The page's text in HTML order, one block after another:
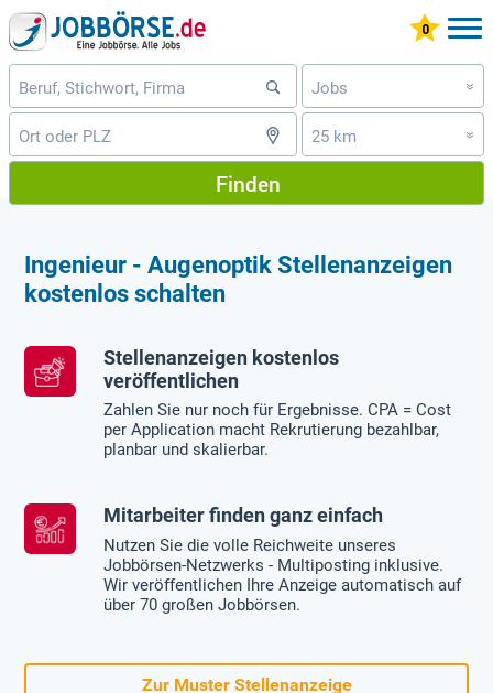
Jobs »
25 km »
Finden
Ingenieur - Augenoptik Stellenanzeigen
kostenlos schalten
Stellenanzeigen kostenlos
veröffentlichen
Zahlen Sie nur noch für Ergebnisse. CPA = Cost
per Application macht Rekrutierung bezahlbar,
planbar und skalierbar.
Mitarbeiter finden ganz einfach
Nutzen Sie die volle Reichweite unseres
Jobbörsen-Netzwerks - Multiposting inklusive.
Wir veröffentlichen Ihre Anzeige automatisch auf
über 70 großen Jobbörsen.
Zur Muster Stellenanzeige